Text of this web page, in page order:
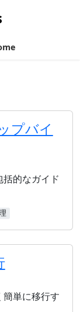
プバイ
的なガイド
単に移行す